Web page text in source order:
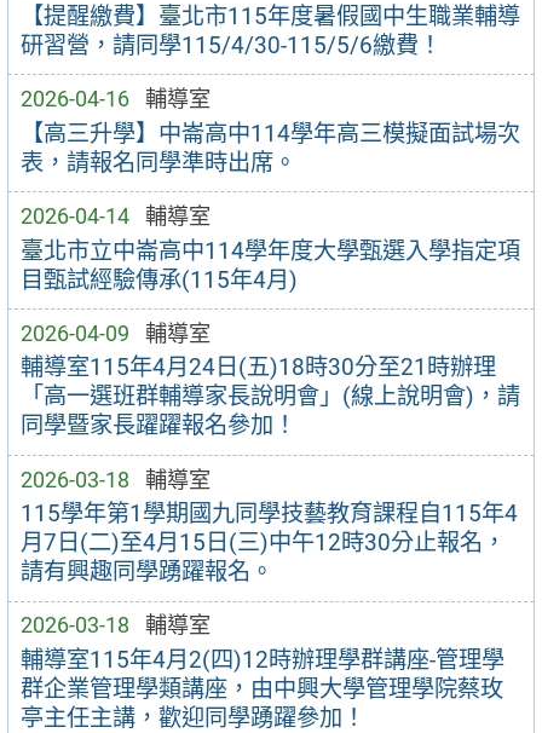
【提醒繳費】臺北市115年度暑假國中生職業輔導
研習營，請同學115/4/30-115/5/6繳費！
2026-04-16 輔導室
【高三升學】中崙高中114學年高三模擬面試場次
表，請報名同學準時出席。
2026-04-14 輔導室
臺北市立中崙高中114學年度大學甄選入學指定項
目甄試經驗傳承(115年4月)
2026-04-09 輔導室
輔導室115年4月24日(五)18時30分至21時辦理
「高一選班群輔導家長說明會」(線上說明會)，請
同學暨家長躍躍報名參加！
2026-03-18 輔導室
115學年第1學期國九同學技藝教育課程自115年4
月7日(二)至4月15日(三)中午12時30分止報名，
請有興趣同學踴躍報名。
2026-03-18 輔導室
輔導室115年4月2(四)12時辦理學群講座-管理學
群企業管理學類講座，由中興大學管理學院蔡玫
亭主任主講，歡迎同學踴躍參加！